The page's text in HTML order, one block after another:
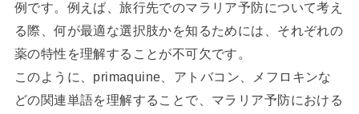
例です。例えば、旅行先でのマラリア予防について考え
る際、何が最適な選択肢かを知るためには、それぞれの
薬の特性を理解することが不可欠です。
このように、primaquine、アトバコン、メフロキンな
どの関連単語を理解することで、マラリア予防における